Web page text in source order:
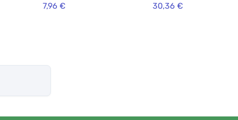
7,96 € 30,36 €